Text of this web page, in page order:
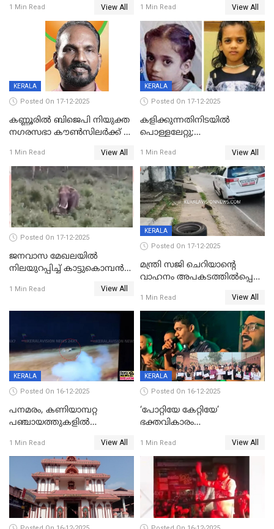
1 Min Read View All
കണ്ടോത്ത് ദേശീയ പാതയിൽ
1 Min Read View All
KERALA
Posted On 17-12-2025
കണ്ണൂരിൽ ബിജെപി നിയുക്ത
നഗരസഭാ കൗൺസിലർക്ക് 36
1 Min Read View All
KERALA
Posted On 17-12-2025
കളിക്കുന്നതിനിടയിൽ
പൊള്ളലേറ്റു;
ക്ലാസ് വിദ്യാർത്ഥിനി മരിച്ചു
1 Min Read View All
Posted On 17-12-2025
ജനവാസ മേഖലയില്‍
നിലയുറപ്പിച്ച് കാട്ടുകൊമ്പന്‍
1 Min Read View All
KERALA
Posted On 17-12-2025
മന്ത്രി സജി ചെറിയാന്റെ
വാഹനം അപകടത്തിൽപ്പെട്ടു;
രക്ഷപ്പെട്ടത് തലനാരിടയ്ക്ക്
1 Min Read View All
KERALA
Posted On 16-12-2025
പനമരം, കണിയാമ്പറ്റ
പഞ്ചായത്തുകളിൽ
സ്ഥാപനങ്ങൾക്ക് അവധി
1 Min Read View All
KERALA
Posted On 16-12-2025
‘പോറ്റിയേ കേറ്റിയേ’
ഭക്തവികാരം
ഡിജിപിക്ക് പരാതി; ശക്തമായ
നടപടി വേണമെന്നു
സിപിഐഎമ്മും
1 Min Read View All